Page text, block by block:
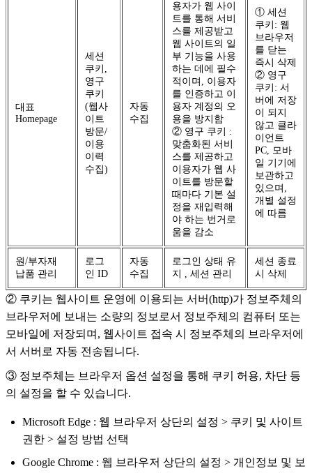
대표
Homepage
세션
쿠키,
영구
쿠키
(웹사
이트
방문/
이용
이력
수집)
자동
수집
용자가 웹 사이
트를 통해 서비
스를 제공받고
웹 사이트의 일
부 기능을 사용
하는 데에 필수
적이며, 이용자
를 인증하고 이
용자 계정의 오
용을 방지함
② 영구 쿠키 :
맞춤화된 서비
스를 제공하고
이용자가 웹 사
이트를 방문할
때마다 기본 설
정을 재입력해
야 하는 번거로
움을 감소
① 세션
쿠키: 웹
브라우저
를 닫는
즉시 삭제
② 영구
쿠키: 서
버에 저장
이 되지
않고 클라
이언트
PC, 모바
일 기기에
보관하고
있으며,
개별 설정
에 따름
원/부자재
납품 관리
로그
인 ID
자동
수집
로그인 상태 유
지 , 세션 관리
세션 종료
시 삭제
② 쿠키는 웹사이트 운영에 이용되는 서버(http)가 정보주체의
브라우저에 보내는 소량의 정보로서 정보주체의 컴퓨터 또는
모바일에 저장되며, 웹사이트 접속 시 정보주체의 브라우저에
서 서버로 자동 전송됩니다.
③ 정보주체는 브라우저 옵션 설정을 통해 쿠키 허용, 차단 등
의 설정을 할 수 있습니다.
Microsoft Edge : 웹 브라우저 상단의 설정 > 쿠키 및 사이트
권한 > 설정 방법 선택
Google Chrome : 웹 브라우저 상단의 설정 > 개인정보 및 보